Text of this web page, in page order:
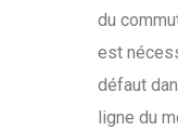
du
est
défaut
ligne du